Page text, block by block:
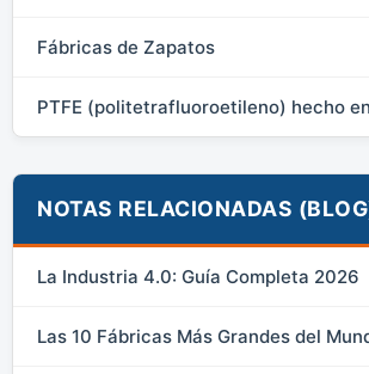
Fábricas de Zapatos
PTFE (politetrafluoroetileno) hecho
NOTAS RELACIONADAS
La Industria 4.0: Guía Completa 2026
Las 10 Fábricas Más Grandes del